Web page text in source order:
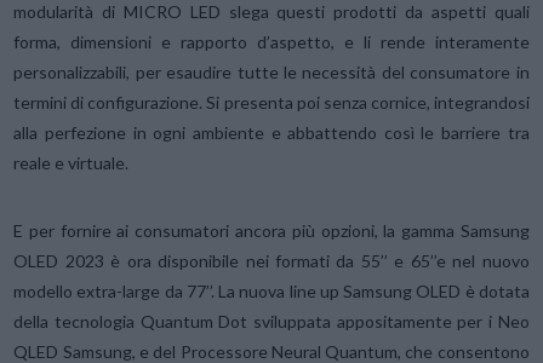
modularità di MICRO LED slega questi prodotti da aspetti quali
forma, dimensioni e rapporto d’aspetto, e li rende interamente
personalizzabili, per esaudire tutte le necessità del consumatore in
termini di configurazione. Si presenta poi senza cornice, integrandosi
alla perfezione in ogni ambiente e abbattendo così le barriere tra
reale e virtuale.
E per fornire ai consumatori ancora più opzioni, la gamma Samsung
OLED 2023 è ora disponibile nei formati da 55’’ e 65’’e nel nuovo
modello extra-large da 77’’. La nuova line up Samsung OLED è dotata
della tecnologia Quantum Dot sviluppata appositamente per i Neo
QLED Samsung, e del Processore Neural Quantum, che consentono